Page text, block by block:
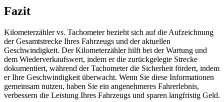
Fazit
Kilometerzähler vs. Tachometer bezieht sich auf die Aufzeichnung
der Gesamtstrecke Ihres Fahrzeugs und der aktuellen
Geschwindigkeit. Der Kilometerzähler hilft bei der Wartung und
dem Wiederverkaufswert, indem er die zurückgelegte Strecke
dokumentiert, während der Tachometer die Sicherheit fördert, indem
er Ihre Geschwindigkeit überwacht. Wenn Sie diese Informationen
gemeinsam nutzen, haben Sie ein angenehmeres Fahrerlebnis,
verbessern die Leistung Ihres Fahrzeugs und sparen langfristig Geld.